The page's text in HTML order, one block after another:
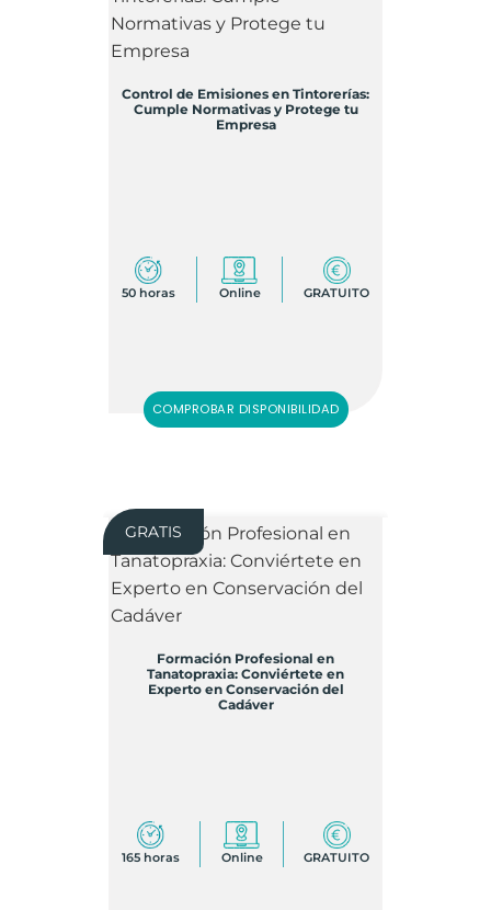
Control de Emisiones en Tintorerías:
Cumple Normativas y Protege tu
Empresa
50 horas Online GRATUITO
COMPROBAR DISPONIBILIDAD
GRATIS
Formación Profesional en
Tanatopraxia: Conviértete en
Experto en Conservación del
Cadáver
165 horas Online GRATUITO